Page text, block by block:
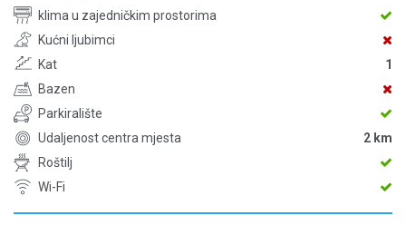
klima u zajedničkim prostorima
Kućni ljubimci
Kat
1
Bazen
Parkiralište
Udaljenost centra mjesta
2 km
Roštilj
Wi-Fi